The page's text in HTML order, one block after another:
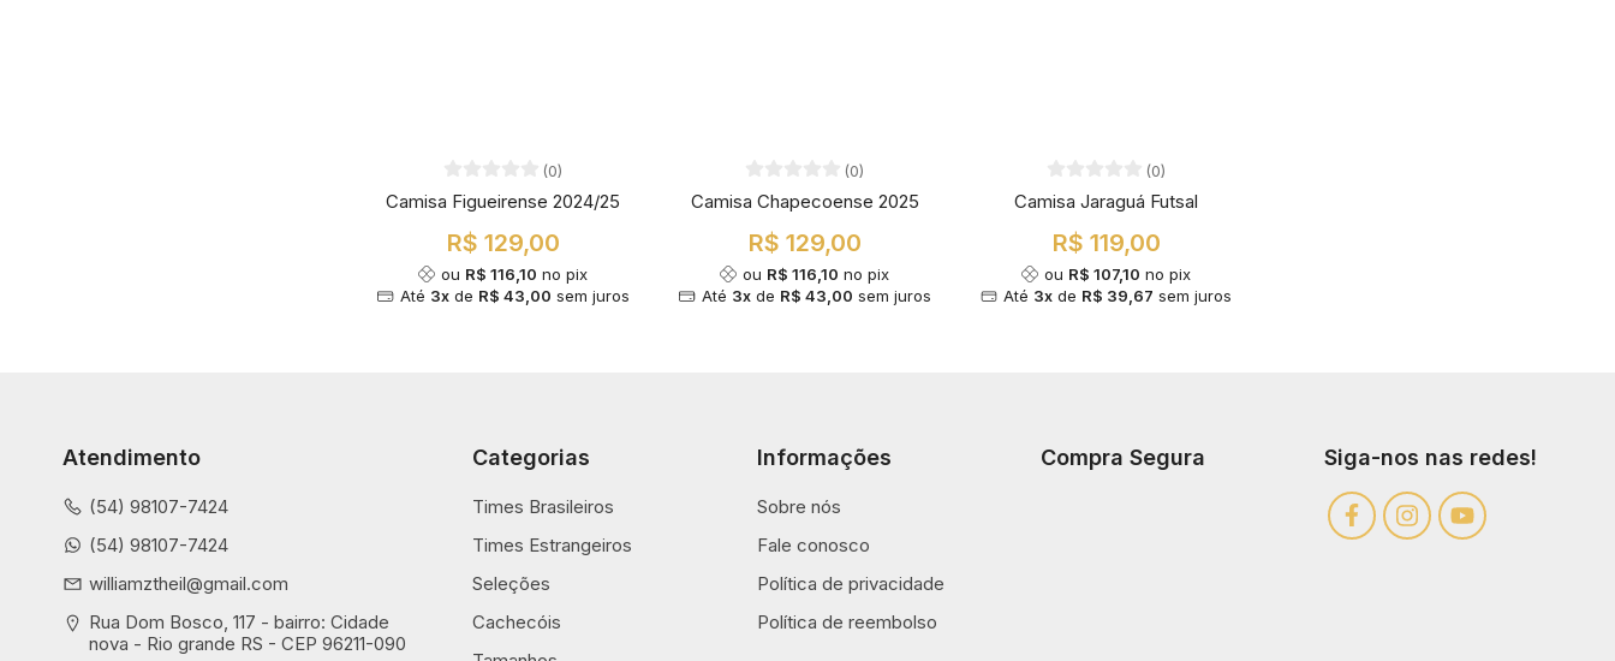
(0)
Camisa Figueirense 2024/25
R$ 129,00
ou R$ 116,10 no pix
Até 3xde R$ 43,00 sem juros
(0)
Camisa Chapecoense 2025
R$ 129,00
ou R$ 116,10 no pix
Até 3xde R$ 43,00 sem juros
(0)
Camisa Jaraguá Futsal
R$ 119,00
ou R$ 107,10 no pix
Até 3x de R$ 39,67 sem juros
Categorias
Times Brasileiros
Times Estrangeiros
Seleções
Cachecóis
Informações
Sobre nós
Fale conosco
Política de privacidade
Política de reembolso
Compra Segura
Atendimento
(54) 98107-7424
(54) 98107-7424
williamztheil@gmail.com
Rua Dom Bosco, 117 - bairro: Cidade
nova - Rio grande RS - CEP 96211-090
Siga-nos nas redes!